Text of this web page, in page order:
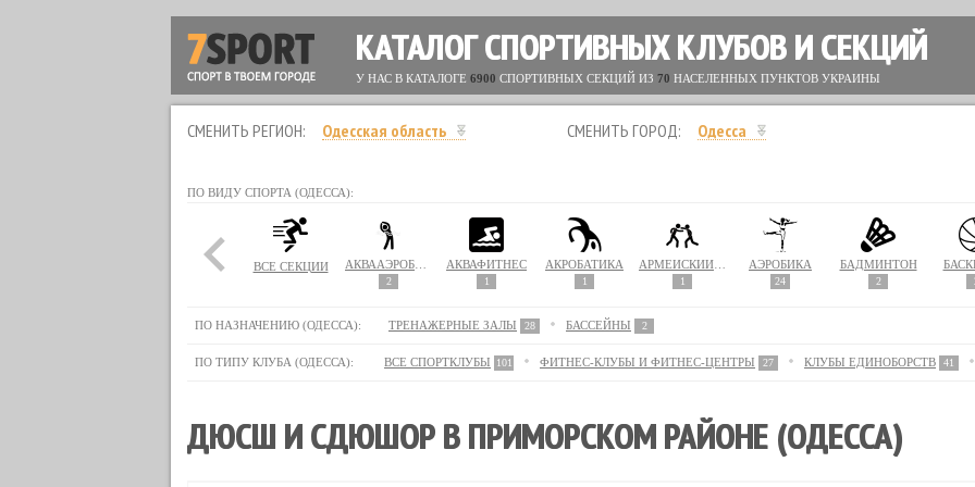
КАТАЛОГ СПОРТИВНЫХ КЛУБОВ И СЕКЦИЙ
У НАС В КАТАЛОГЕ 6900 СПОРТИВНЫХ СЕКЦИЙ ИЗ 70 НАСЕЛЕННЫХ ПУНКТОВ УКРАИНЫ
СМЕНИТЬ РЕГИОН: Одесская область СМЕНИТЬ ГОРОД: Одесса
ПО ВИДУ СПОРТА (ОДЕССА):
ВСЕ СЕКЦИИ
2
АКВАФИТНЕС
1
АКРОБАТИКА
1 1
АЭРОБИКА
24
БАДМИНТОН
2
ПО НАЗНАЧЕНИЮ (ОДЕССА): ТРЕНАЖЕРНЫЕ ЗАЛЫ 28 БАССЕЙНЫ 2
ПО ТИПУ КЛУБА (ОДЕССА): ВСЕ СПОРТКЛУБЫ 101 ФИТНЕС-КЛУБЫ И ФИТНЕС-ЦЕНТРЫ 27 КЛУБЫ ЕДИНОБОРСТВ 41
ДЮСШ И СДЮШОР В ПРИМОРСКОМ РАЙОНЕ (ОДЕССА)